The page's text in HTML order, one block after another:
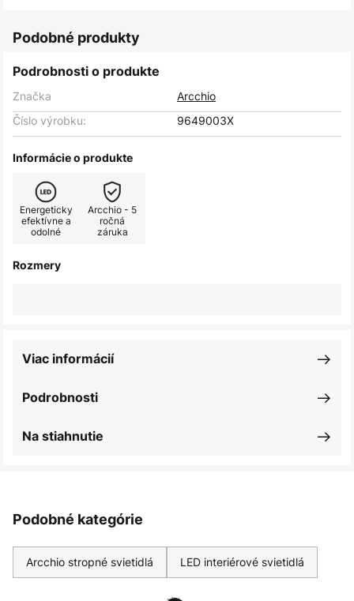
Podobné produkty
Podrobnosti o produkte
Značka
Arcchio
Číslo výrobku:
9649003X
Informácie o produkte
Energeticky
efektívne a
odolné
Arcchio - 5
ročná
záruka
Rozmery
Podrobnosti
Viac informácií
Na stiahnutie
Podobné kategórie
Arcchio stropné svietidlá LED interiérové svietidlá